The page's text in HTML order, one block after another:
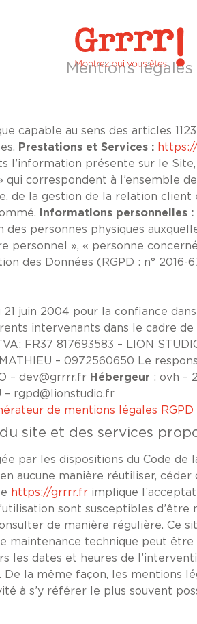
Mentions légales
capable au sens des articles
Prestations et Services :
l’information présente sur le
correspondent à l’ensemble
de la gestion de la relation client
Informations personnelles :
personnes physiques
personnel », « personne
des Données (RGPD : n° 2016-
juin 2004 pour la confiance
intervenants dans le cadre de
FR37 817693583 – LION
– 0972560650 Le
– dev@grrrr.fr Hébergeur : ovh –
– rgpd@lionstudio.fr
de mentions légales RGPD
site et des services
par les dispositions du Code
aucune manière réutiliser,
https://grrrr.fr implique
sont susceptibles
de manière régulière. Ce
maintenance technique peut
les dates et heures de
De la même façon, les mentions
à s’y référer le plus souvent